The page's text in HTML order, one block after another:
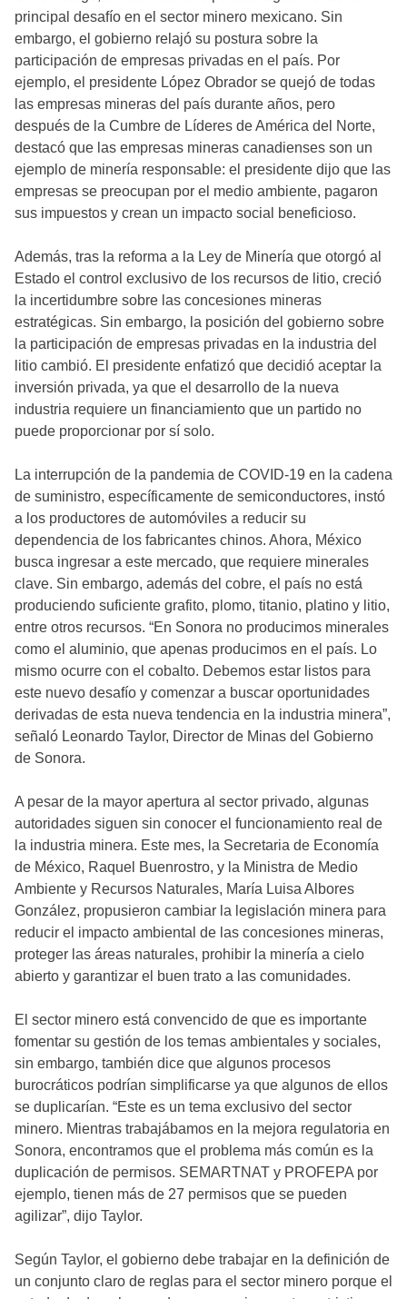
principal desafío en el sector minero mexicano. Sin
embargo, el gobierno relajó su postura sobre la
participación de empresas privadas en el país. Por
ejemplo, el presidente López Obrador se quejó de todas
las empresas mineras del país durante años, pero
después de la Cumbre de Líderes de América del Norte,
destacó que las empresas mineras canadienses son un
ejemplo de minería responsable: el presidente dijo que las
empresas se preocupan por el medio ambiente, pagaron
sus impuestos y crean un impacto social beneficioso.
Además, tras la reforma a la Ley de Minería que otorgó al
Estado el control exclusivo de los recursos de litio, creció
la incertidumbre sobre las concesiones mineras
estratégicas. Sin embargo, la posición del gobierno sobre
la participación de empresas privadas en la industria del
litio cambió. El presidente enfatizó que decidió aceptar la
inversión privada, ya que el desarrollo de la nueva
industria requiere un financiamiento que un partido no
puede proporcionar por sí solo.
La interrupción de la pandemia de COVID-19 en la cadena
de suministro, específicamente de semiconductores, instó
a los productores de automóviles a reducir su
dependencia de los fabricantes chinos. Ahora, México
busca ingresar a este mercado, que requiere minerales
clave. Sin embargo, además del cobre, el país no está
produciendo suficiente grafito, plomo, titanio, platino y litio,
entre otros recursos. “En Sonora no producimos minerales
como el aluminio, que apenas producimos en el país. Lo
mismo ocurre con el cobalto. Debemos estar listos para
este nuevo desafío y comenzar a buscar oportunidades
derivadas de esta nueva tendencia en la industria minera”,
señaló Leonardo Taylor, Director de Minas del Gobierno
de Sonora.
A pesar de la mayor apertura al sector privado, algunas
autoridades siguen sin conocer el funcionamiento real de
la industria minera. Este mes, la Secretaria de Economía
de México, Raquel Buenrostro, y la Ministra de Medio
Ambiente y Recursos Naturales, María Luisa Albores
González, propusieron cambiar la legislación minera para
reducir el impacto ambiental de las concesiones mineras,
proteger las áreas naturales, prohibir la minería a cielo
abierto y garantizar el buen trato a las comunidades.
El sector minero está convencido de que es importante
fomentar su gestión de los temas ambientales y sociales,
sin embargo, también dice que algunos procesos
burocráticos podrían simplificarse ya que algunos de ellos
se duplicarían. “Este es un tema exclusivo del sector
minero. Mientras trabajábamos en la mejora regulatoria en
Sonora, encontramos que el problema más común es la
duplicación de permisos. SEMARTNAT y PROFEPA por
ejemplo, tienen más de 27 permisos que se pueden
agilizar”, dijo Taylor.
Según Taylor, el gobierno debe trabajar en la definición de
un conjunto claro de reglas para el sector minero porque el